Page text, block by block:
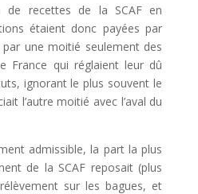
recettes de la SCAF en
étaient donc payées par
une moitié seulement des
France qui réglaient leur dû
ignorant le plus souvent le
l’autre moitié avec l’aval du
admissible, la part la plus
de la SCAF reposait (plus
sur les bagues, et